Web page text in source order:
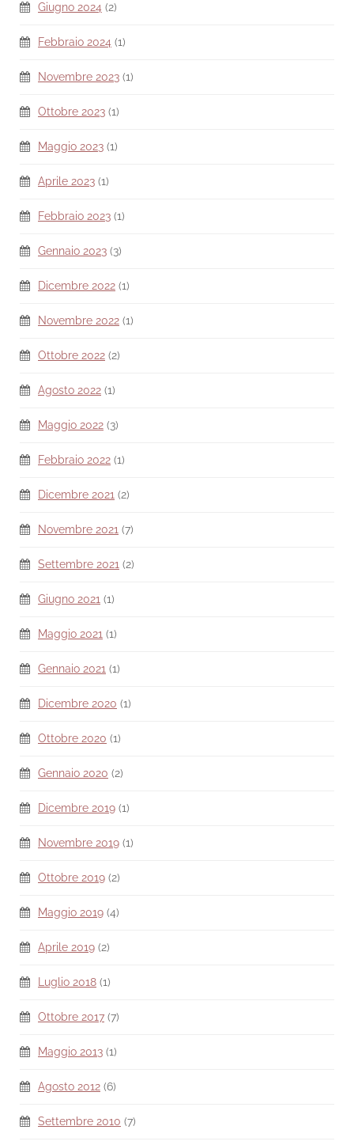
Giugno 2024 (2)
Febbraio 2024 (1)
Novembre 2023 (1)
Ottobre 2023 (1)
Maggio 2023 (1)
Aprile 2023 (1)
Febbraio 2023 (1)
Gennaio 2023 (3)
Dicembre 2022 (1)
Novembre 2022 (1)
Ottobre 2022 (2)
Agosto 2022 (1)
Maggio 2022 (3)
Febbraio 2022 (1)
Dicembre 2021 (2)
Novembre 2021 (7)
Settembre 2021 (2)
Giugno 2021 (1)
Maggio 2021 (1)
Gennaio 2021 (1)
Dicembre 2020 (1)
Ottobre 2020 (1)
Gennaio 2020 (2)
Dicembre 2019 (1)
Novembre 2019 (1)
Ottobre 2019 (2)
Maggio 2019 (4)
Aprile 2019 (2)
Luglio 2018 (1)
Ottobre 2017 (7)
Maggio 2013 (1)
Agosto 2012 (6)
Settembre 2010 (7)